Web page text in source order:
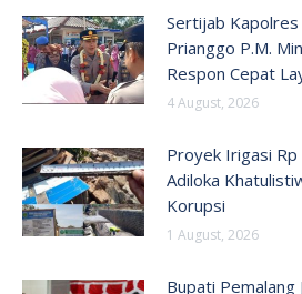
Sertijab
Prianggo P.M.
Respon Cepat
4 August, 2026
Proyek Irigasi
Adiloka
Korupsi
1 August, 2026
Bupati Pemalang